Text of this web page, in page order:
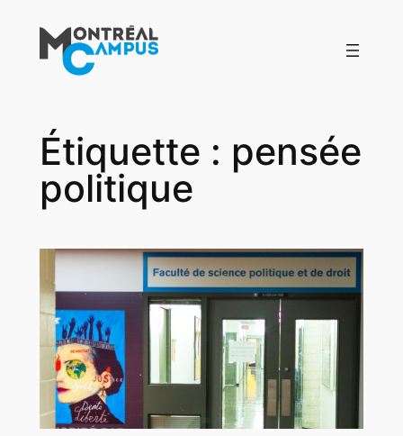
contenu
Étiquette : pensée
politique